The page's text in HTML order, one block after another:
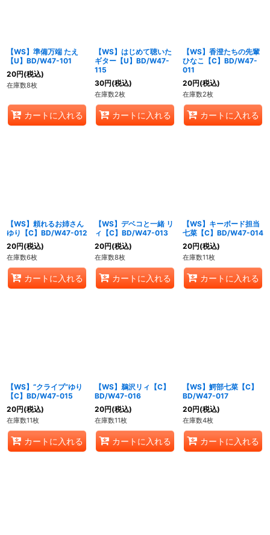
【WS】準備万端 たえ
【U】BD/W47-101
20円(税込)
在庫数8枚
カートに入れる
【WS】はじめて聴いた
ギター【U】BD/W47-
115
30円(税込)
在庫数2枚
カートに入れる
【WS】香澄たちの先輩
ひなこ【C】BD/W47-
011
20円(税込)
在庫数2枚
カートに入れる
【WS】頼れるお姉さん
ゆり【C】BD/W47-012
20円(税込)
在庫数6枚
カートに入れる
【WS】デベコと一緒 リ
ィ【C】BD/W47-013
20円(税込)
在庫数8枚
カートに入れる
【WS】キーボード担当
七菜【C】BD/W47-014
20円(税込)
在庫数11枚
カートに入れる
【WS】“クライブ”ゆり
【C】BD/W47-015
20円(税込)
在庫数11枚
カートに入れる
【WS】鵜沢リィ【C】
BD/W47-016
20円(税込)
在庫数11枚
カートに入れる
【WS】鰐部七菜【C】
BD/W47-017
20円(税込)
在庫数4枚
カートに入れる